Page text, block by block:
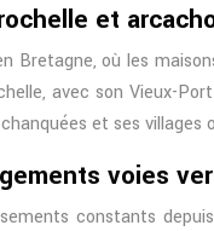
et
où les
avec son Vieux-
et ses
voies
constants